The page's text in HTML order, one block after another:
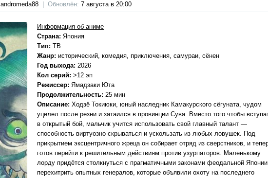
andromeda88 Обновлён: 7 августа в 20:00
Информация об аниме
Страна: Япония
Тип: ТВ
Жанр: исторический, комедия, приключения, самураи, сёнен
Год выхода: 2026
Кол серий: >12 эп
Режиссер: Ямадзаки Юта
Продолжительность: 25 мин
Описание: Ходзё Токиюки, юный наследник Камакурского сёгуната, чудом
уцелел после резни и затаился в провинции Сува. Вместо того чтобы
в открытый бой, мальчик учится использовать свой главный талант —
способность виртуозно скрываться и ускользать из любых ловушек. Под
прикрытием эксцентричного жреца он собирает отряд из сверстников, и
готов перейти к решительным действиям против узурпаторов. Маленькому
лорду придётся столкнуться с прагматичными законами феодальной
перехитрить опытных генералов, которые объявили охоту на последнего